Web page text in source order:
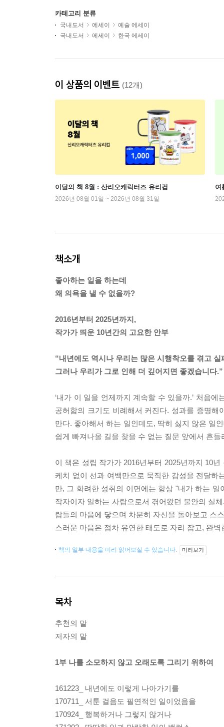
카테고리 분류
국내도서 에세이
예술 에세이
국내도서
에세이 한국 에세이
이 상품의 이벤트 (12개)
이달의 책 8월 : 산리오캐릭터즈 유리컵
2026년 08월 01일 ~ 2026년 08월 31일
여
책소개
좋아하는 일을 하는데
왜 의욕을 낼 수 없을까?
2016년부터 2025년까지,
작가가 띄운 10년간의 고요한 안부
“내년에도 역시나 우리는 많은 시행착오를 겪고
그러나 우리가 그로 인해 더 깊어지면 좋겠습니다.”
‘내가 이 일을 언제까지 계속할 수 있을까.’ 처음
공허함의 크기도 비례해서 커진다. 성과를 증명
만다. 좋아해서 하는 일인데도, 딱히 싫지 않은 일
쉽게 빠져나올 길을 찾을 수 없는 질문 앞에서 흔
이 책은 성립 작가가 2016년부터 2025년까지 10
케치 없이 선과 여백만으로 묵직한 감성을 전달
만, 그 화려한 성취의 이면에는 항상 "내가 하는
작자이자 일하는 사람으로서 겪어왔던 불안의 실
람들의 마음에 닿으며 차분히 자신을 돌아보고 스
스러운 마음은 점차 유연한 태도로 자리 잡고, 완
책의 일부 내용을 미리 읽어보실 수 있습니다. 미리보기
목차
추천의 말
저자의 말
1부 나를 소모하지 않고 오래도록 그리기 위하여
161223_ 내년에도 이렇게 나아가기를
170711_ 서툰 걸음도 필연적인 일이었음을
170924_ 행복하거나 그렇지 않거나